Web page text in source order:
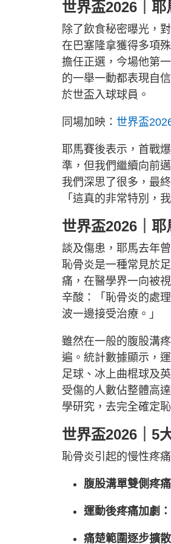
世界盃2026｜
除了飲食秘密曝光，
在巴塞隆拿獲得多項
擔任正選，今場他第
的一舉一動都表現自
於世盃入球球員。
同場加映： 世界盃
耶馬賽後表示，首戰
準，但我們繼續向前
我們深思了很多，最
「這真的非常特別，
世界盃2026｜
談及傷患，耶馬去年
恥骨炎是一種常見於
痛，在醫學界一向被
辛酸：「恥骨炎的處
波一邊接受治療。」
雖然在一般的腹股溝
遍。統計數據顯示，
足球、冰上曲棍球及
受傷的人數佔整體高
學研究，去完全確定
世界盃2026｜5
恥骨炎引起的慢性疼
腹股溝單雙側疼痛
運動後疼痛加劇：
痛楚範圍逐步擴散